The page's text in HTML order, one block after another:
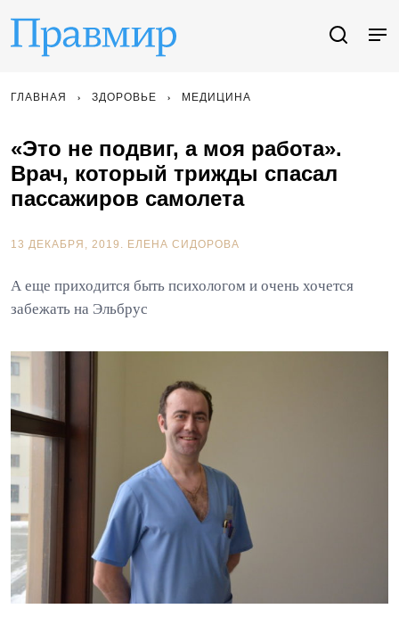
ГЛАВНАЯ ЗДОРОВЬЕ МЕДИЦИНА
«Это не подвиг, а моя работа».
Врач, который трижды спасал
пассажиров самолета
13 ДЕКАБРЯ, 2019. ЕЛЕНА СИДОРОВА
А еще приходится быть психологом и очень хочется
забежать на Эльбрус